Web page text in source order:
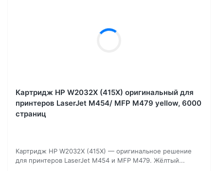
Картридж HP W2032X (415X) оригинальный для
принтеров LaserJet M454/ MFP M479 yellow, 6000
страниц
Картридж HP W2032X (415X) — оригинальное решение
для принтеров LaserJet M454 и MFP M479. Жёлтый...